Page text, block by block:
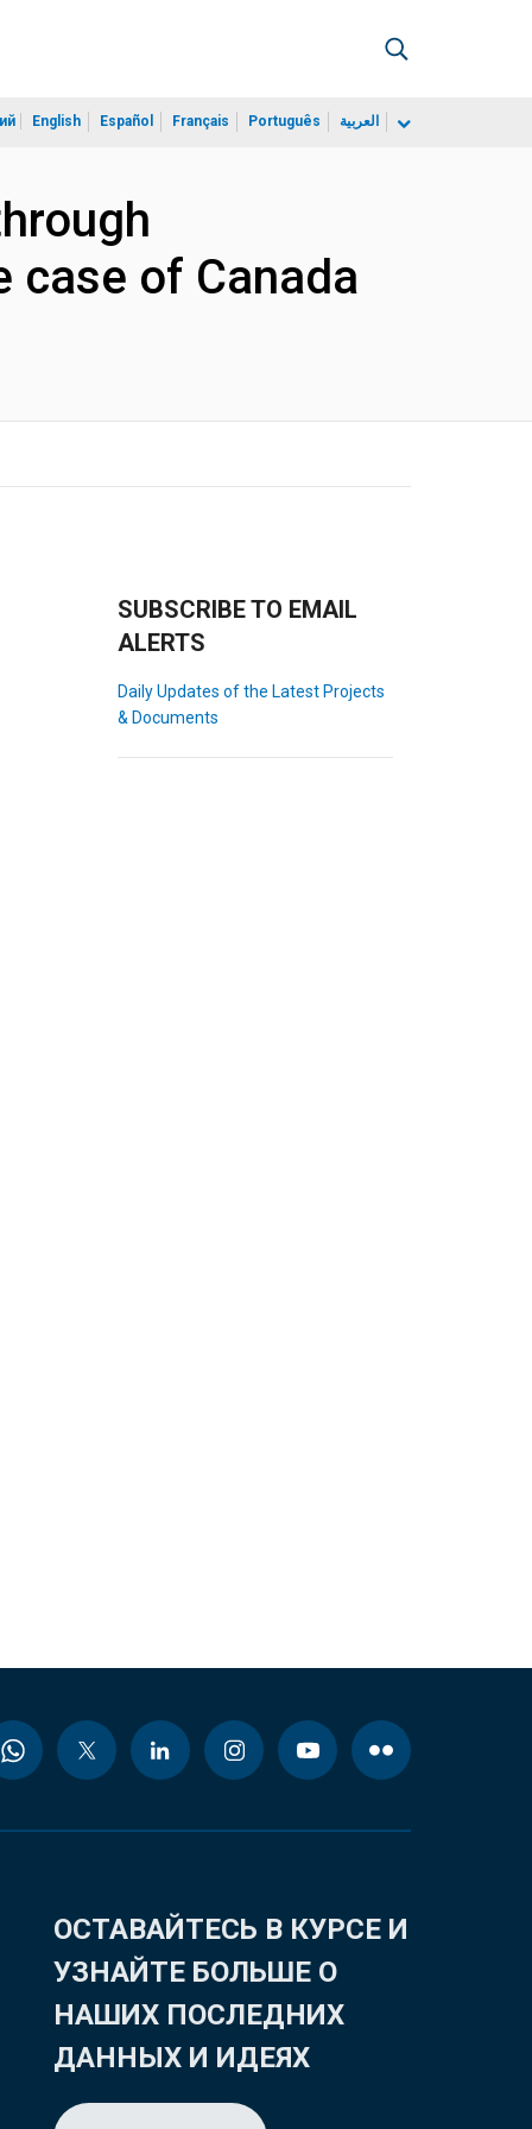
English Español Français Português العربية
case of Canada
SUBSCRIBE TO EMAIL
ALERTS
Daily Updates of the Latest Projects
& Documents
ОСТАВАЙТЕСЬ В КУРСЕ И
УЗНАЙТЕ БОЛЬШЕ О
НАШИХ ПОСЛЕДНИХ
ДАННЫХ И ИДЕЯХ